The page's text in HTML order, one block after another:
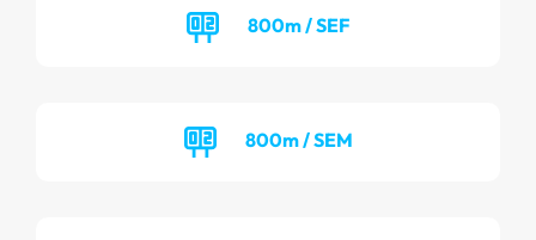
800m / SEF
800m / SEM